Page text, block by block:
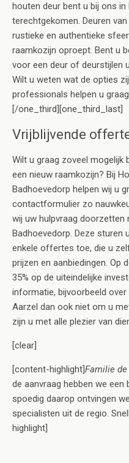
houten deur bent u bij ons
terechtgekomen. Deuren
rustieke en authentieke
raamkozijn oproept. Bent u
voor een deur of deurstijlen
Wilt u weten wat de opties
professionals helpen u
[/one_third][one_third_last]
Vrijblijvende
Wilt u graag zoveel mogelijk
een nieuw raamkozijn? Bij
Badhoevedorp helpen wij u
contactformulier zo
wij uw hulpvraag doorzetten
Badhoevedorp. Deze sturen
enkele offertes toe, die u
prijzen en aanbiedingen. Op
35% op de uiteindelijke
informatie, bijvoorbeeld
Aarzel dan ook niet om u
zijn u met alle plezier van
[clear]
[content-highlight]Familie de
de aanvraag hebben we een
spoedig daarop ontvingen
specialisten uit de regio.
highlight]